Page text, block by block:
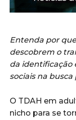
Entenda por
descobrem o
da identificação
sociais na
O TDAH em
nicho para se